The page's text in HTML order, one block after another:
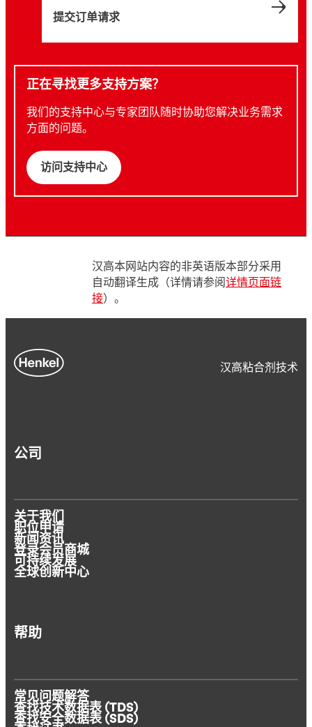
提交订单请求
正在寻找更多支持方案？
我们的支持中心与专家团队随时协助您解决业务需求
方面的问题。
访问支持中心
汉高本网站内容的非英语版本部分采用
自动翻译生成（详情请参阅详情页面链
接）。
汉高粘合剂技术
公司
关于我们
职位申请
新闻资讯
登录会员商城
可持续发展
全球创新中心
帮助
常见问题解答
查找技术数据表 (TDS)
查找安全数据表 (SDS)